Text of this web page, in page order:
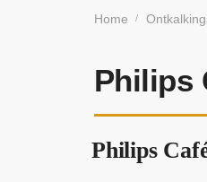
Home /
Philips
Philips